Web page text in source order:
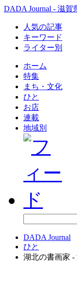
DADA Journal - 滋
人気の記事
キーワード
ライター別
ホーム
特集
まち・文化
ひと
お店
連載
地域別
DADA Journal
ひと
湖北の書画家 -